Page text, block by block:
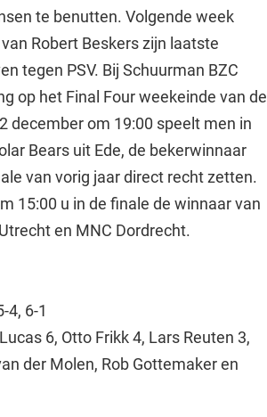
te benutten. Volgende week
Robert Beskers zijn laatste
tegen PSV. Bij Schuurman BZC
op het Final Four weekeinde van de
december om 19:00 speelt men in
Bears uit Ede, de bekerwinnaar
van vorig jaar direct recht zetten.
15:00 u in de finale de winnaar van
en MNC Dordrecht.
6-1
Otto Frikk 4, Lars Reuten 3,
der Molen, Rob Gottemaker en